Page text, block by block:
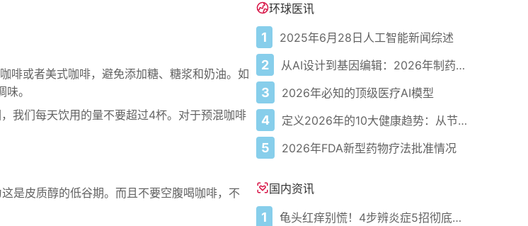
啡或者美式咖啡，避免添加糖、糖浆和奶油。如
。
我们每天饮用的量不要超过4杯。对于预混咖啡
是皮质醇的低谷期。而且不要空腹喝咖啡，不
环球医讯
1 2025年6月28日人工智能新闻综述
2 从AI设计到基因编辑：2026年制药领域重大突破
3 2026年必知的顶级医疗AI模型
4 定义2026年的10大健康趋势：从节律健康到冷热交替疗法
5 2026年FDA新型药物疗法批准情况
国内资讯
1 龟头红痒别慌！4步辨炎症5招彻底防复发